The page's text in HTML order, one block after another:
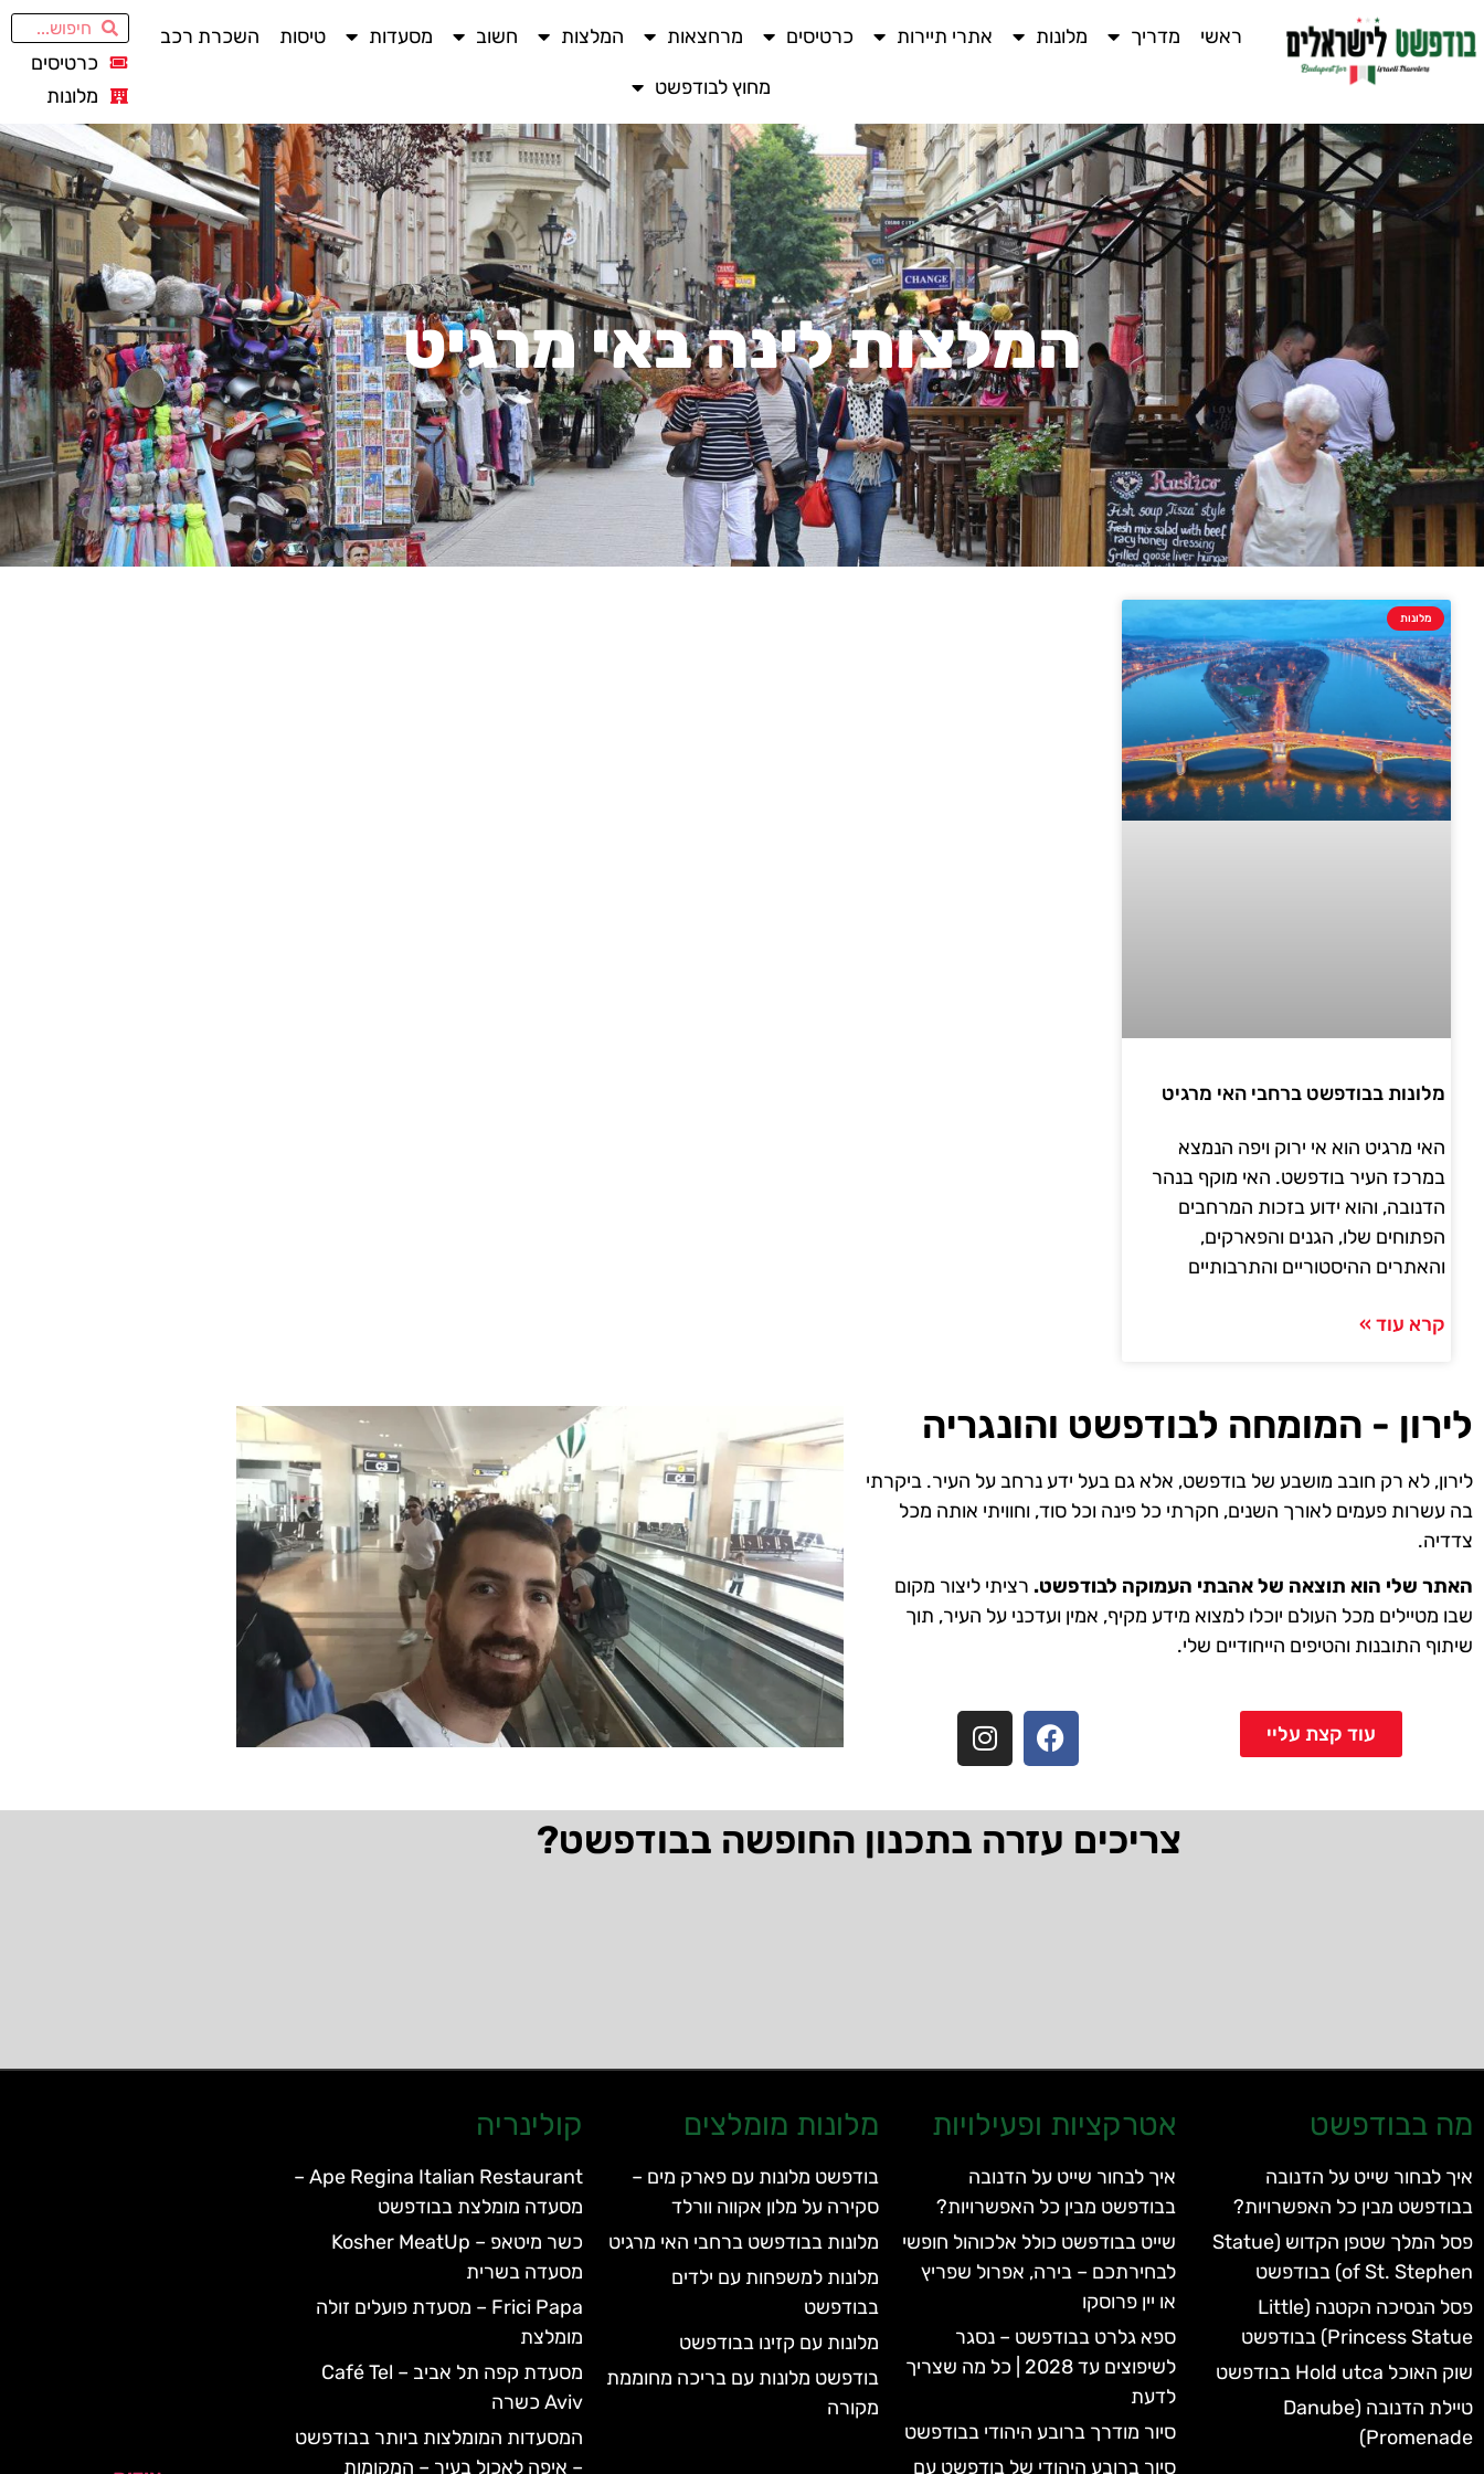
ראשי מדריך מלונות אתרי תיירות כרטיסים מרחצאות המלצות חשוב מסעדות טיסות השכרת רכב
מחוץ לבודפשט
כרטיסים
מלונות
המלצות לינה באי מרגיט
מלונות
מלונות בבודפשט ברחבי האי מרגיט
האי מרגיט הוא אי ירוק ויפה הנמצא
במרכז העיר בודפשט. האי מוקף בנהר
הדנובה, והוא ידוע בזכות המרחבים
הפתוחים שלו, הגנים והפארקים,
והאתרים ההיסטוריים והתרבותיים
קרא עוד »
לירון - המומחה לבודפשט והונגריה
לירון, לא רק חובב מושבע של בודפשט, אלא גם בעל ידע נרחב על העיר. ביקרתי
בה עשרות פעמים לאורך השנים, חקרתי כל פינה וכל סוד, וחוויתי אותה מכל
צדדיה.
האתר שלי הוא תוצאה של אהבתי העמוקה לבודפשט. רציתי ליצור מקום
שבו מטיילים מכל העולם יוכלו למצוא מידע מקיף, אמין ועדכני על העיר, תוך
שיתוף התובנות והטיפים הייחודיים שלי.
עוד קצת עליי
צריכים עזרה בתכנון החופשה בבודפשט?
מה בבודפשט
איך לבחור שייט על הדנובה
בבודפשט מבין כל האפשרויות?
פסל המלך שטפן הקדוש (Statue
of St. Stephen) בבודפשט
פסל הנסיכה הקטנה (Little
Princess Statue) בבודפשט
שוק האוכל Hold utca בבודפשט
טיילת הדנובה (Danube
Promenade)
אטרקציות ופעילויות
איך לבחור שייט על הדנובה
בבודפשט מבין כל האפשרויות?
שייט בבודפשט כולל אלכוהול חופשי
לבחירתכם – בירה, אפרול שפריץ
או יין פרוסקו
ספא גלרט בבודפשט – נסגר
לשיפוצים עד 2028 | כל מה שצריך
לדעת
סיור מודרך ברובע היהודי בבודפשט
סיור ברובע היהודי של בודפשט עם
מלונות מומלצים
בודפשט מלונות עם פארק מים –
סקירה על מלון אקווה וורלד
מלונות בבודפשט ברחבי האי מרגיט
מלונות למשפחות עם ילדים
בבודפשט
מלונות עם קזינו בבודפשט
בודפשט מלונות עם בריכה מחוממת
מקורה
קולינריה
Ape Regina Italian Restaurant –
מסעדה מומלצת בבודפשט
כשר מיטאפ – Kosher MeatUp
מסעדה בשרית
Frici Papa – מסעדת פועלים זולה
מומלצת
מסעדת קפה תל אביב – Café Tel
Aviv כשרה
המסעדות המומלצות ביותר בבודפשט
– איפה לאכול בעיר – המקומות